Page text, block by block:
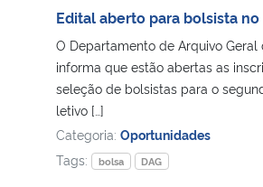
Ministério do Desenvolvimento Regional
Controladoria-Geral da União
Ministério da Mulher, da Família e dos Direitos
Secretaria-Geral
Edital aberto para bolsista no
O Departamento de Arquivo Geral
informa que estão abertas as
seleção de bolsistas para o
letivo […]
Categoria: Oportunidades
Tags:
bolsa DAG